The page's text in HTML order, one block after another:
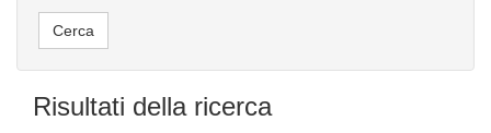
Risultati della ricerca